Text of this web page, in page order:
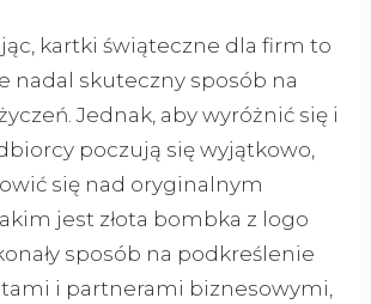
kartki świąteczne dla firm to
nadal skuteczny sposób na
Jednak, aby wyróżnić się i
poczują się wyjątkowo,
się nad oryginalnym
jest złota bombka z logo
sposób na podkreślenie
i partnerami biznesowymi,